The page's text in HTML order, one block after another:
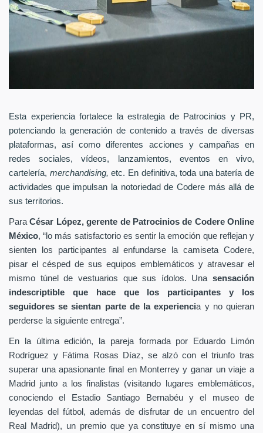
Esta experiencia fortalece la estrategia de Patrocinios y PR,
potenciando la generación de contenido a través de diversas
plataformas, así como diferentes acciones y campañas en
redes sociales, vídeos, lanzamientos, eventos en vivo,
cartelería, merchandising,etc. En definitiva, toda una batería de
actividades que impulsan la notoriedad de Codere más allá de
sus territorios.
ParaCésar López, gerente de Patrocinios de Codere Online
México, “lo más satisfactorio es sentir la emoción que reflejan y
sienten los participantes al enfundarse la camiseta Codere,
pisar el césped de sus equipos emblemáticos y atravesar el
mismo túnel de vestuarios que sus ídolos. Una sensación
indescriptible
que hace que los participantes y los
seguidores se sientan parte de la experiencia y no quieran
perderse la siguiente entrega”.
En la última edición, la pareja formada por Eduardo Limón
Rodríguez y Fátima Rosas Díaz, se alzó con el triunfo tras
superar una apasionante final en Monterrey y ganar un viaje a
Madrid junto a los finalistas (visitando lugares emblemáticos,
conociendo el Estadio Santiago Bernabéu y el museo de
leyendas del fútbol, además de disfrutar de un encuentro del
Real Madrid), un premio que ya constituye en sí mismo una